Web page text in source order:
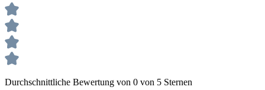
Durchschnittliche Bewertung von 0 von 5 Sternen